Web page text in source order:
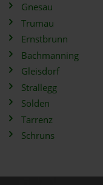
Gnesau
Trumau
Ernstbrunn
Bachmanning
Gleisdorf
Strallegg
Sölden
Tarrenz
Schruns